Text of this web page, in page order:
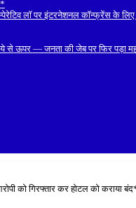
लॉ पर इंटरनेशनल कॉन्फ्रेंस के लिए
से ऊपर — जनता की जेब पर फिर पड़ा
को गिरफ्तार कर होटल को कराया